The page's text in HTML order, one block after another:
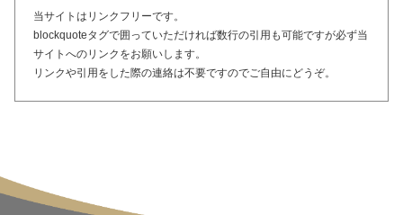
当サイトはリンクフリーです。
blockquoteタグで囲っていただければ数行の引用も可能ですが必ず当
サイトへのリンクをお願いします。
リンクや引用をした際の連絡は不要ですのでご自由にどうぞ。